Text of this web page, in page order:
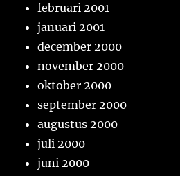
februari 2001
januari 2001
december 2000
november 2000
oktober 2000
september 2000
augustus 2000
juli 2000
juni 2000